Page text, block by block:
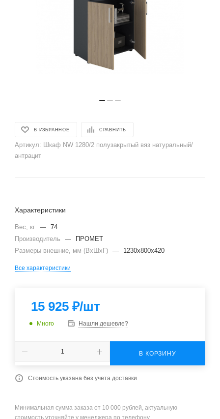
В ИЗБРАННОЕ СРАВНИТЬ
Артикул: Шкаф NW 1280/2 полузакрытый вяз натуральный/
антрацит
Характеристики
Вес, кг — 74
Производитель
—
ПРОМЕТ
Размеры внешние, мм (ВхШхГ) — 1230x800x420
Все характеристики
15 925 ₽/шт
Много Нашли дешевле?
В КОРЗИНУ
Стоимость указана без учета доставки
Минимальная сумма заказа от 10 000 рублей, актуальную
стоимость уточняйте у менеджера по телефону